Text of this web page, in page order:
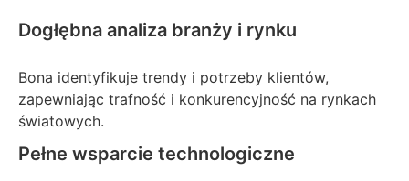
Dogłębna analiza branży i rynku
Bona identyfikuje trendy i potrzeby klientów,
zapewniając trafność i konkurencyjność na rynkach
światowych.
Pełne wsparcie technologiczne